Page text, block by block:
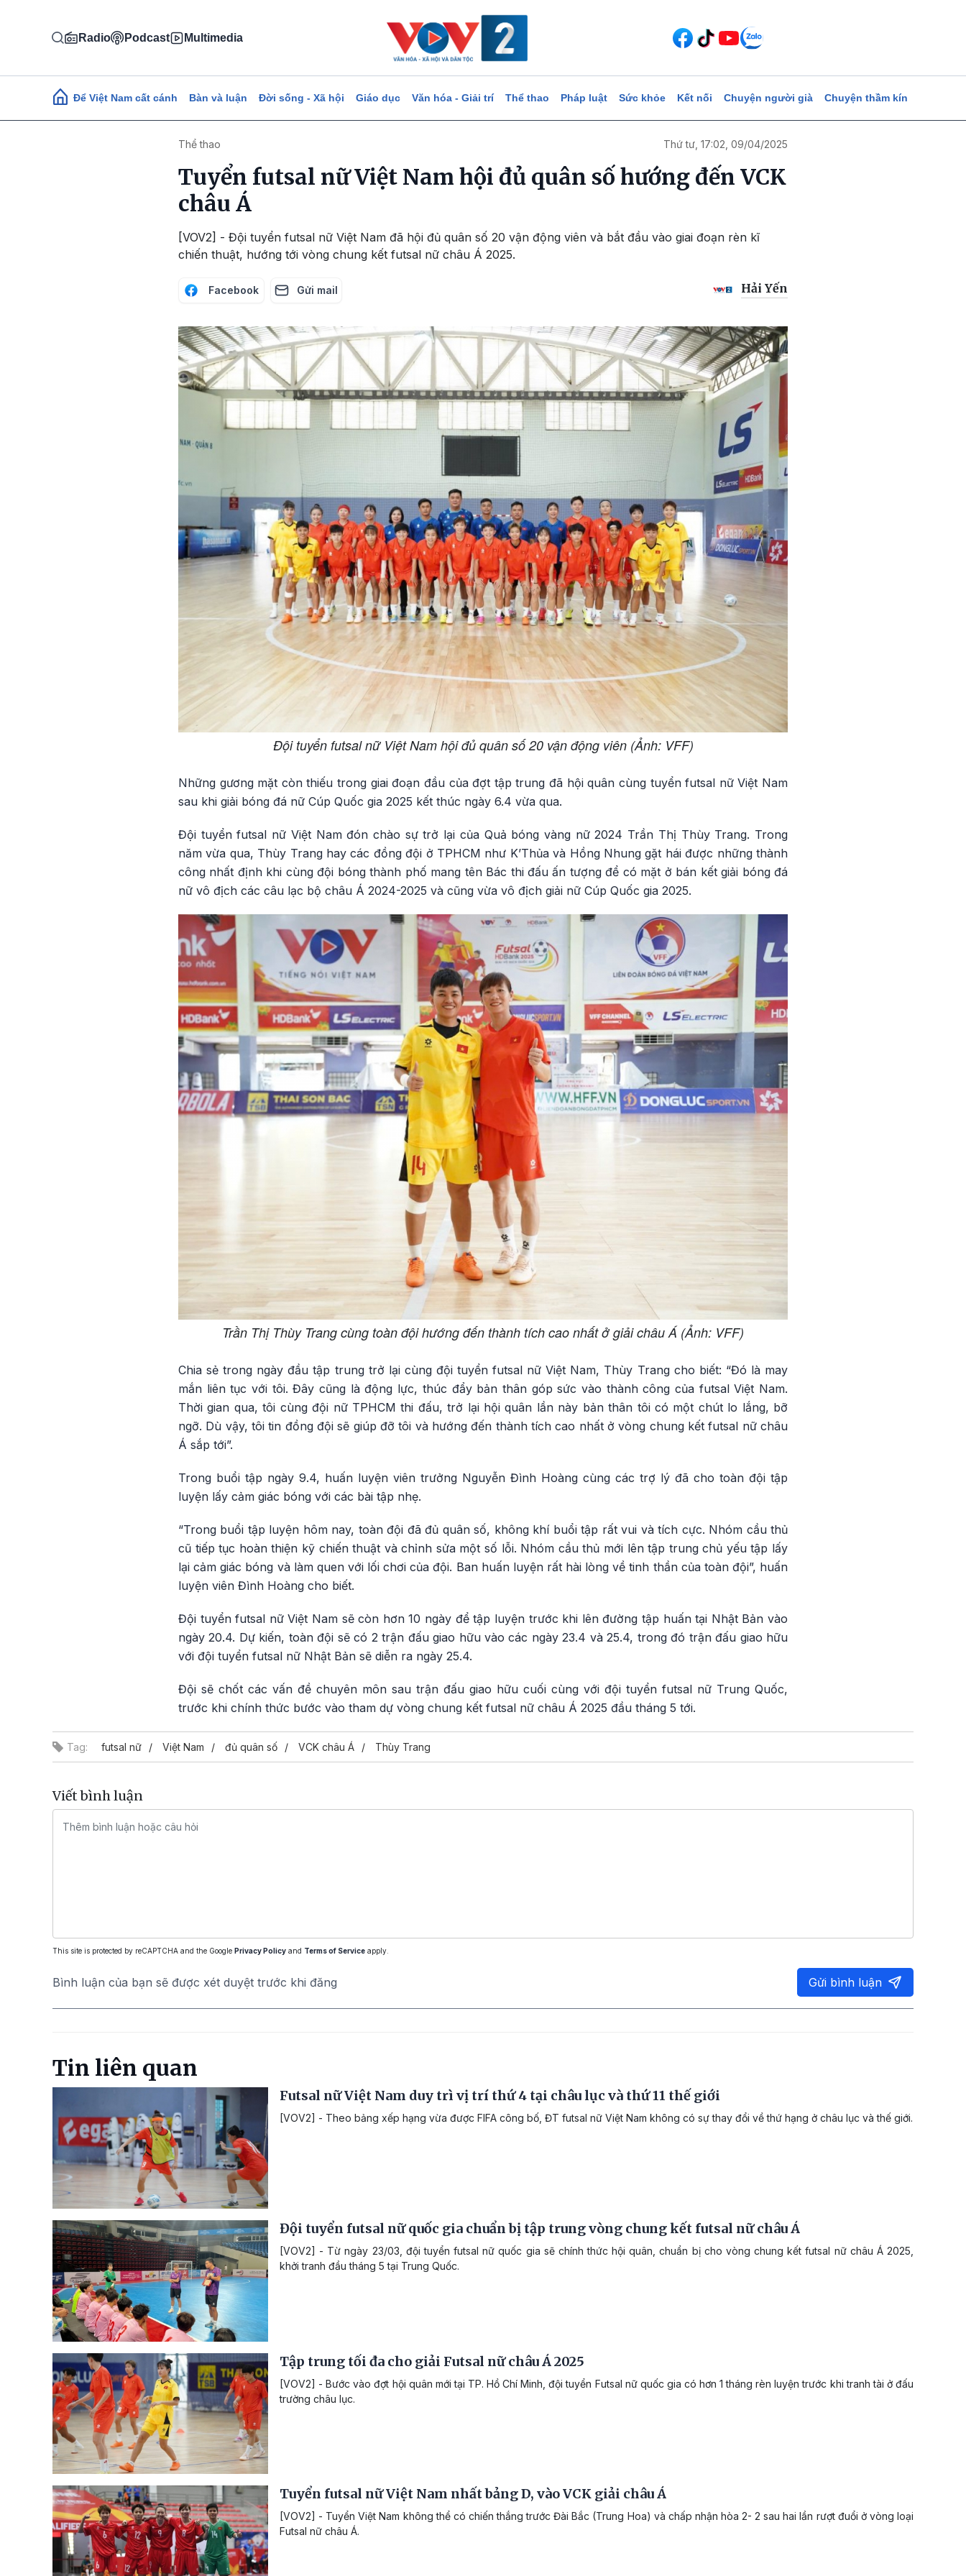
Radio Podcast Multimedia
Main navigation
Để Việt Nam cất cánh Bàn và luận Đời sống - Xã hội Giáo dục Văn hóa - Giải trí Thể thao Pháp luật Sức khỏe Kết nối Chuyện người già Chuyện thầm kín
Thể thao Thứ tư, 17:02, 09/04/2025
Tuyển futsal nữ Việt Nam hội đủ quân số hướng đến VCK
châu Á
[VOV2] - Đội tuyển futsal nữ Việt Nam đã hội đủ quân số 20 vận động viên và bắt đầu vào giai đoạn rèn kĩ
chiến thuật, hướng tới vòng chung kết futsal nữ châu Á 2025.
Facebook Gửi mail Hải Yến
Đội tuyển futsal nữ Việt Nam hội đủ quân số 20 vận động viên (Ảnh: VFF)
Những gương mặt còn thiếu trong giai đoạn đầu của đợt tập trung đã hội quân cùng tuyển futsal nữ Việt Nam
sau khi giải bóng đá nữ Cúp Quốc gia 2025 kết thúc ngày 6.4 vừa qua.
Đội tuyển futsal nữ Việt Nam đón chào sự trở lại của Quả bóng vàng nữ 2024 Trần Thị Thùy Trang. Trong
năm vừa qua, Thùy Trang hay các đồng đội ở TPHCM như K’Thủa và Hồng Nhung gặt hái được những thành
công nhất định khi cùng đội bóng thành phố mang tên Bác thi đấu ấn tượng để có mặt ở bán kết giải bóng đá
nữ vô địch các câu lạc bộ châu Á 2024-2025 và cũng vừa vô địch giải nữ Cúp Quốc gia 2025.
Trần Thị Thùy Trang cùng toàn đội hướng đến thành tích cao nhất ở giải châu Á (Ảnh: VFF)
Chia sẻ trong ngày đầu tập trung trở lại cùng đội tuyển futsal nữ Việt Nam, Thùy Trang cho biết: “Đó là may
mắn liên tục với tôi. Đây cũng là động lực, thúc đẩy bản thân góp sức vào thành công của futsal Việt Nam.
Thời gian qua, tôi cùng đội nữ TPHCM thi đấu, trở lại hội quân lần này bản thân tôi có một chút lo lắng, bỡ
ngỡ. Dù vậy, tôi tin đồng đội sẽ giúp đỡ tôi và hướng đến thành tích cao nhất ở vòng chung kết futsal nữ châu
Á sắp tới”.
Trong buổi tập ngày 9.4, huấn luyện viên trưởng Nguyễn Đình Hoàng cùng các trợ lý đã cho toàn đội tập
luyện lấy cảm giác bóng với các bài tập nhẹ.
“Trong buổi tập luyện hôm nay, toàn đội đã đủ quân số, không khí buổi tập rất vui và tích cực. Nhóm cầu thủ
cũ tiếp tục hoàn thiện kỹ chiến thuật và chỉnh sửa một số lỗi. Nhóm cầu thủ mới lên tập trung chủ yếu tập lấy
lại cảm giác bóng và làm quen với lối chơi của đội. Ban huấn luyện rất hài lòng về tinh thần của toàn đội”, huấn
luyện viên Đình Hoàng cho biết.
Đội tuyển futsal nữ Việt Nam sẽ còn hơn 10 ngày để tập luyện trước khi lên đường tập huấn tại Nhật Bản vào
ngày 20.4. Dự kiến, toàn đội sẽ có 2 trận đấu giao hữu vào các ngày 23.4 và 25.4, trong đó trận đấu giao hữu
với đội tuyển futsal nữ Nhật Bản sẽ diễn ra ngày 25.4.
Đội sẽ chốt các vấn đề chuyên môn sau trận đấu giao hữu cuối cùng với đội tuyển futsal nữ Trung Quốc,
trước khi chính thức bước vào tham dự vòng chung kết futsal nữ châu Á 2025 đầu tháng 5 tới.
Tag: futsal nữ Việt Nam đủ quân số VCK châu Á Thùy Trang
Viết bình luận
This site is protected by reCAPTCHA and the Google Privacy Policy and Terms of Service apply.
Bình luận của bạn sẽ được xét duyệt trước khi đăng Gửi bình luận
Tin liên quan
Futsal nữ Việt Nam duy trì vị trí thứ 4 tại châu lục và thứ 11 thế giới
[VOV2] - Theo bảng xếp hạng vừa được FIFA công bố, ĐT futsal nữ Việt Nam không có sự thay đổi về thứ hạng ở châu lục và thế giới.
Đội tuyển futsal nữ quốc gia chuẩn bị tập trung vòng chung kết futsal nữ châu Á
[VOV2] - Từ ngày 23/03, đội tuyển futsal nữ quốc gia sẽ chính thức hội quân, chuẩn bị cho vòng chung kết futsal nữ châu Á 2025,
khởi tranh đầu tháng 5 tại Trung Quốc.
Tập trung tối đa cho giải Futsal nữ châu Á 2025
[VOV2] - Bước vào đợt hội quân mới tại TP. Hồ Chí Minh, đội tuyển Futsal nữ quốc gia có hơn 1 tháng rèn luyện trước khi tranh tài ở đấu
trường châu lục.
Tuyển futsal nữ Việt Nam nhất bảng D, vào VCK giải châu Á
[VOV2] - Tuyển Việt Nam không thể có chiến thắng trước Đài Bắc (Trung Hoa) và chấp nhận hòa 2- 2 sau hai lần rượt đuổi ở vòng loại
Futsal nữ châu Á.